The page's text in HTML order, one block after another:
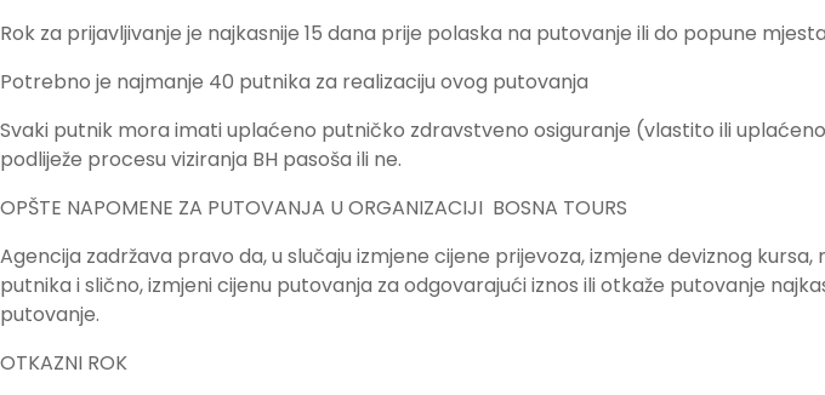
Rok za prijavljivanje je najkasnije 15 dana prije polaska na putovanje ili do popune mjesta
Potrebno je najmanje 40 putnika za realizaciju ovog putovanja
Svaki putnik mora imati uplaćeno putničko zdravstveno osiguranje (vlastito ili
podliježe procesu viziranja BH pasoša ili ne.
OPŠTE NAPOMENE ZA PUTOVANJA U ORGANIZACIJI BOSNA TOURS
Agencija zadržava pravo da, u slučaju izmjene cijene prijevoza, izmjene deviznog
putnika i slično, izmjeni cijenu putovanja za odgovarajući iznos ili otkaže putovanje
putovanje.
OTKAZNI ROK